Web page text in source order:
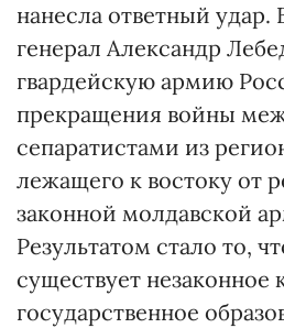
нанесла ответный удар.
генерал Александр
гвардейскую армию
прекращения войны
сепаратистами из
лежащего к востоку от
законной молдавской
Результатом стало то,
существует незаконное
государственное